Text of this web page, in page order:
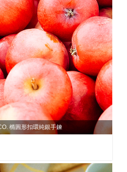
橢圓形扣環純銀手鍊